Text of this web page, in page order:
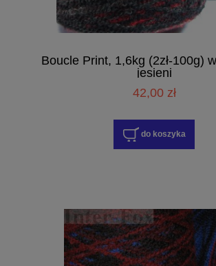
Boucle Print, 1,6kg (2zł-100g)
jesieni
42,00 zł
do koszyka